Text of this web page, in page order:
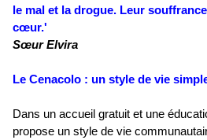
le mal et la drogue. Leur
cœur.'
Sœur Elvira
Le Cenacolo : un style de vie
Dans un accueil gratuit et une
propose un style de vie